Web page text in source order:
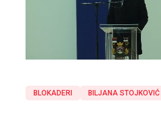
BLOKADERI BILJANA STOJKOVIĆ